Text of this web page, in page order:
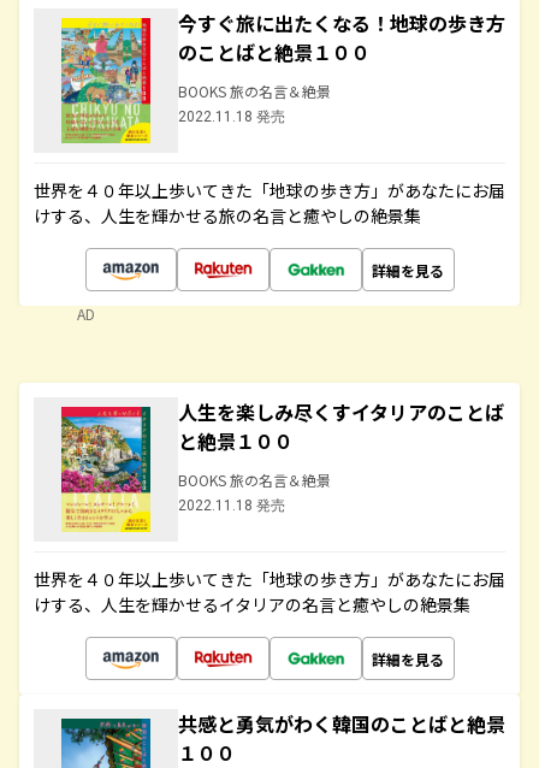
今すぐ旅に出たくなる！地球の歩き方
のことばと絶景１００
BOOKS 旅の名言＆絶景
2022.11.18 発売
世界を４０年以上歩いてきた「地球の歩き方」があなたにお届
けする、人生を輝かせる旅の名言と癒やしの絶景集
詳細を見る
AD
人生を楽しみ尽くすイタリアのことば
と絶景１００
BOOKS 旅の名言＆絶景
2022.11.18 発売
世界を４０年以上歩いてきた「地球の歩き方」があなたにお届
けする、人生を輝かせるイタリアの名言と癒やしの絶景集
詳細を見る
共感と勇気がわく韓国のことばと絶景
１００